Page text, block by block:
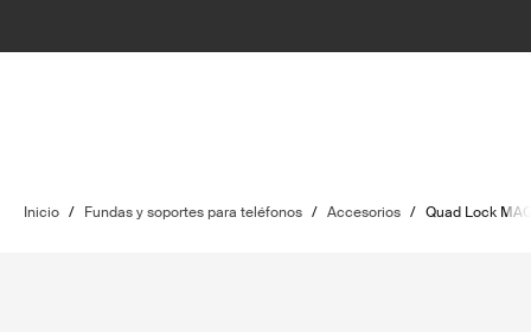
Inicio / Fundas y soportes para teléfonos / Accesorios / Quad Lock